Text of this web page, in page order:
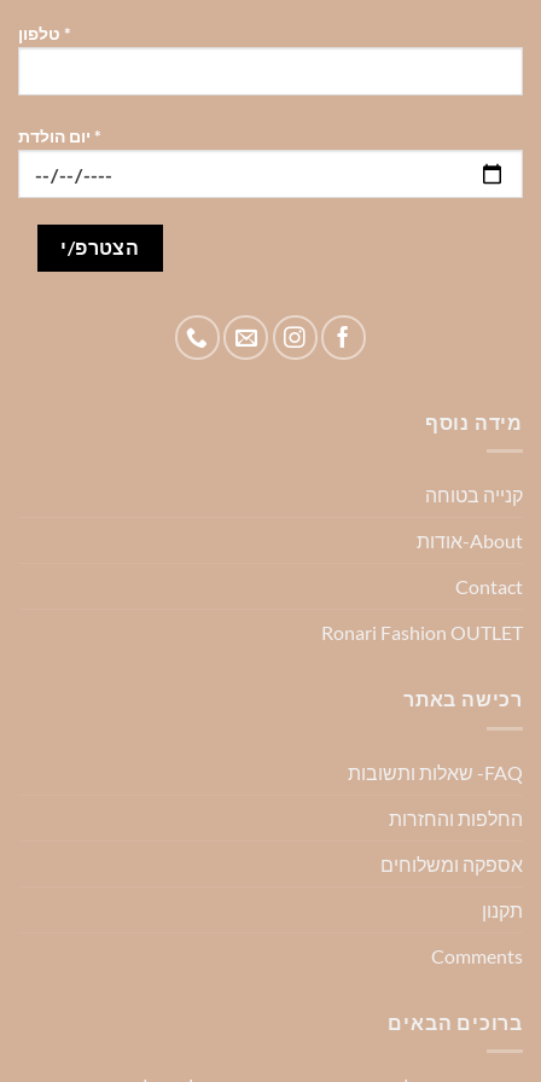
*
*
מידה נוסף
קנייה בטוחה
About-אודות
Contact
Ronari Fashion OUTLET
רכישה באתר
FAQ- שאלות ותשובות
החלפות והחזרות
אספקה ומשלוחים
תקנון
Comments
ברוכים הבאים